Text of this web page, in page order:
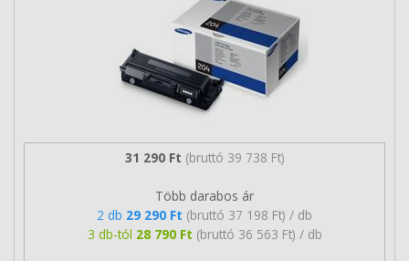
31 290 Ft (bruttó 39 738 Ft)
Több darabos ár
2 db 29 290 Ft (bruttó 37 198 Ft) / db
3 db-tól 28 790 Ft (bruttó 36 563 Ft) / db